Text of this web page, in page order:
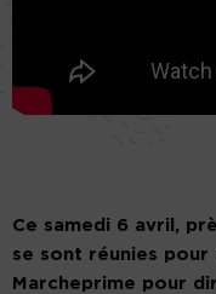
Ce samedi 6 avril,
se sont réunies pour
Marcheprime pour